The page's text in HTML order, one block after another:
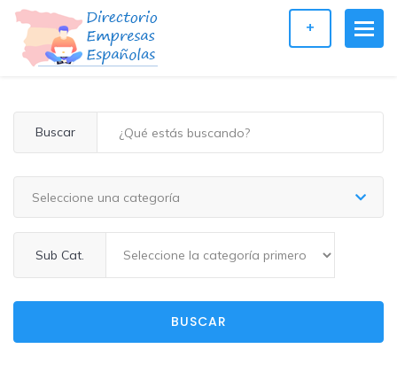
+
Buscar
Seleccione una categoría
Sub Cat.
BUSCAR